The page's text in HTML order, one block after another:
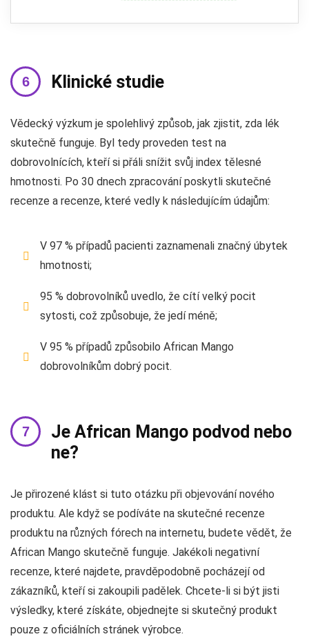
Klinické studie
Vědecký výzkum je spolehlivý způsob, jak zjistit, zda lék
skutečně funguje. Byl tedy proveden test na
dobrovolnících, kteří si přáli snížit svůj index tělesné
hmotnosti. Po 30 dnech zpracování poskytli skutečné
recenze a recenze, které vedly k následujícím údajům:
V 97 % případů pacienti zaznamenali značný úbytek
hmotnosti;
95 % dobrovolníků uvedlo, že cítí velký pocit
sytosti, což způsobuje, že jedí méně;
V 95 % případů způsobilo African Mango
dobrovolníkům dobrý pocit.
Je African Mango podvod nebo
ne?
Je přirozené klást si tuto otázku při objevování nového
produktu. Ale když se podíváte na skutečné recenze
produktu na různých fórech na internetu, budete vědět, že
African Mango skutečně funguje. Jakékoli negativní
recenze, které najdete, pravděpodobně pocházejí od
zákazníků, kteří si zakoupili padělek. Chcete-li si být jisti
výsledky, které získáte, objednejte si skutečný produkt
pouze z oficiálních stránek výrobce.